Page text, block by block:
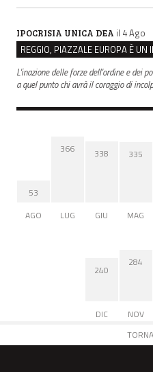
IPOCRISIA UNICA DEA il 4 Ago
L'inazione delle forze dell'ordine e dei
a quel punto chi avrà il coraggio di
53
AGO
366
LUG
338
GIU
335
MAG
240
DIC
284
NOV